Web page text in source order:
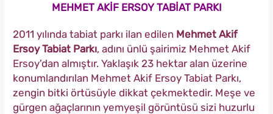
MEHMET AKİF ERSOY TABİAT PARKI
2011 yılında tabiat parkı ilan edilen Mehmet Akif
Ersoy Tabiat Parkı, adını ünlü şairimiz Mehmet Akif
Ersoy'dan almıştır. Yaklaşık 23 hektar alan üzerine
konumlandırılan Mehmet Akif Ersoy Tabiat Parkı,
zengin bitki örtüsüyle dikkat çekmektedir. Meşe ve
gürgen ağaçlarının yemyeşil görüntüsü sizi huzurlu